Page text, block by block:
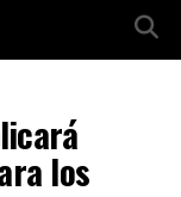
los